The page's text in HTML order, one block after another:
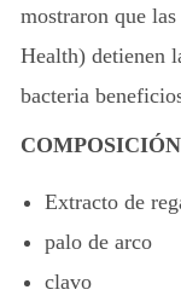
mostraron que
Health) detienen
bacteria
COMPOSICIÓN
Extracto de
palo de arco
clavo